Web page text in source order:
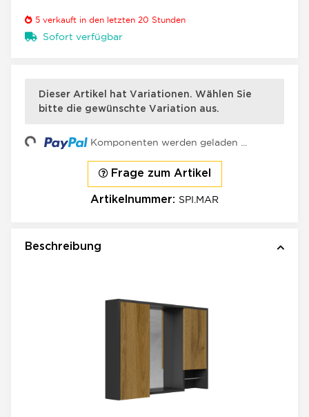
5 verkauft in den letzten 20 Stunden
Sofort verfügbar
xDieser Artikel hat Variationen. Wählen Sie
bitte die gewünschte Variation aus.
Komponenten werden geladen ...
Frage zum Artikel
Artikelnummer: SPI.MAR
Beschreibung